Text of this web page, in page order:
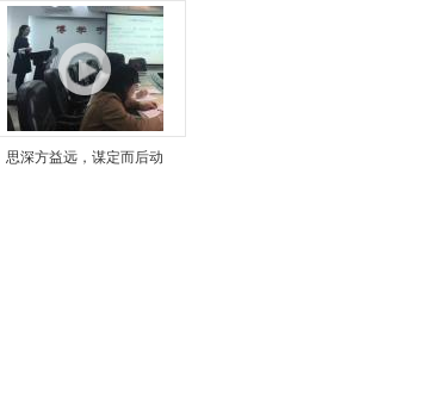
思深方益远，谋定而后动